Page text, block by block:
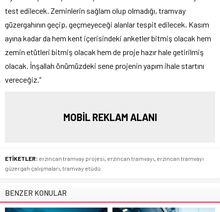
test edilecek. Zeminlerin sağlam olup olmadığı, tramvay
güzergahının geçip, geçmeyeceği alanlar tespit edilecek. Kasım
ayına kadar da hem kent içerisindeki anketler bitmiş olacak hem
zemin etütleri bitmiş olacak hem de proje hazır hale getirilmiş
olacak. İnşallah önümüzdeki sene projenin yapım ihale startını
vereceğiz.”
MOBİL REKLAM ALANI
ETİKETLER: erzincan tramvay projesi erzincan tramvayı erzincan tramvayı
güzergah çalışmaları tramvay etüdü
BENZER KONULAR